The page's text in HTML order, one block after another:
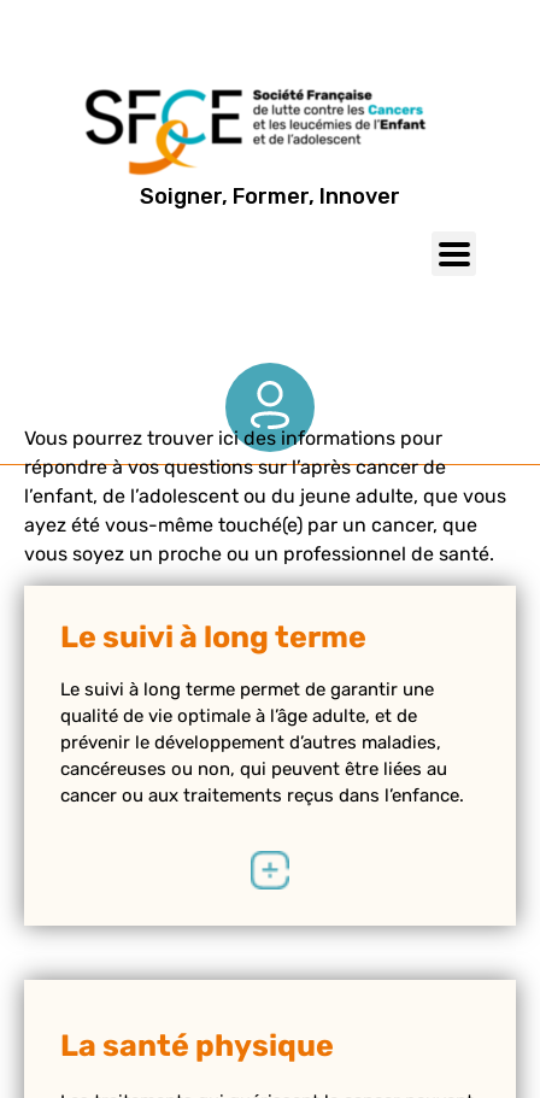
Soigner, Former, Innover
Vous pourrez trouver ici des informations pour
répondre à vos questions sur l’après cancer de
l’enfant, de l’adolescent ou du jeune adulte, que vous
ayez été vous-même touché(e) par un cancer, que
vous soyez un proche ou un professionnel de santé.
Le suivi à long terme
Le suivi à long terme permet de garantir une
qualité de vie optimale à l’âge adulte, et de
prévenir le développement d’autres maladies,
cancéreuses ou non, qui peuvent être liées au
cancer ou aux traitements reçus dans l’enfance.
La santé physique